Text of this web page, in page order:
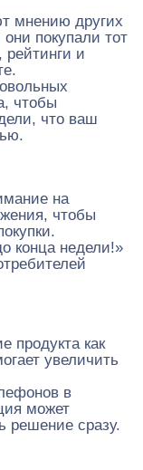
мнению других
покупали тот
и
чтобы
что ваш
на
чтобы
конца недели!»
продукта как
увеличить
в
может
решение сразу.